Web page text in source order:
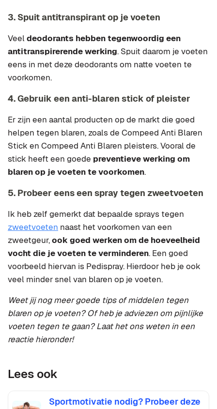
3. Spuit antitranspirant op je voeten
Veeldeodorants hebben tegenwoordig een
antitranspirerende werking. Spuit daarom je voeten
eens in met deze deodorants om natte voeten te
voorkomen.
4. Gebruik een anti-blaren stick of pleister
Er zijn een aantal producten op de markt die goed
helpen tegen blaren, zoals de Compeed Anti Blaren
Stick en Compeed Anti Blaren pleisters. Vooral de
stick heeft een goede preventieve werking om
blaren op je voeten te voorkomen.
5. Probeer eens een spray tegen zweetvoeten
Ik heb zelf gemerkt dat bepaalde sprays tegen
zweetvoeten naast het voorkomen van een
zweetgeur,ook goed werken om de hoeveelheid
vocht die je voeten te verminderen. Een goed
voorbeeld hiervan is Pedispray. Hierdoor heb je ook
veel minder snel van blaren op je voeten.
Weet jij nog meer goede tips of middelen tegen
blaren op je voeten? Of heb je adviezen om pijnlijke
voeten tegen te gaan? Laat het ons weten in een
reactie hieronder!
Lees ook
Sportmotivatie nodig? Probeer deze